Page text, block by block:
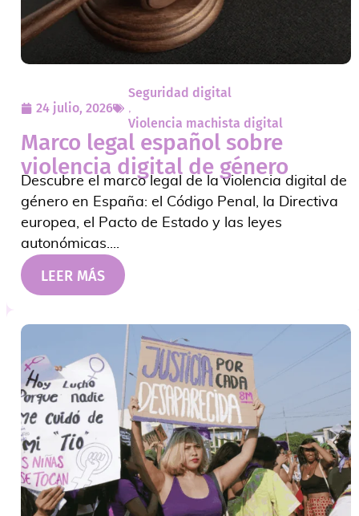
24 julio, 2026
Seguridad digital
,
Violencia machista digital
Marco legal español sobre
violencia digital de género
Descubre el marco legal de la violencia digital de
género en España: el Código Penal, la Directiva
europea, el Pacto de Estado y las leyes
autonómicas....
LEER MÁS